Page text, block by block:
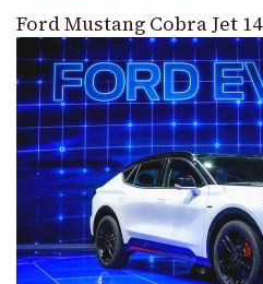
Ford Mustang Cobra Jet